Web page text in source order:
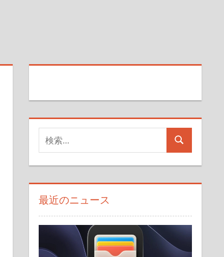
索
対
検
最近のニュース